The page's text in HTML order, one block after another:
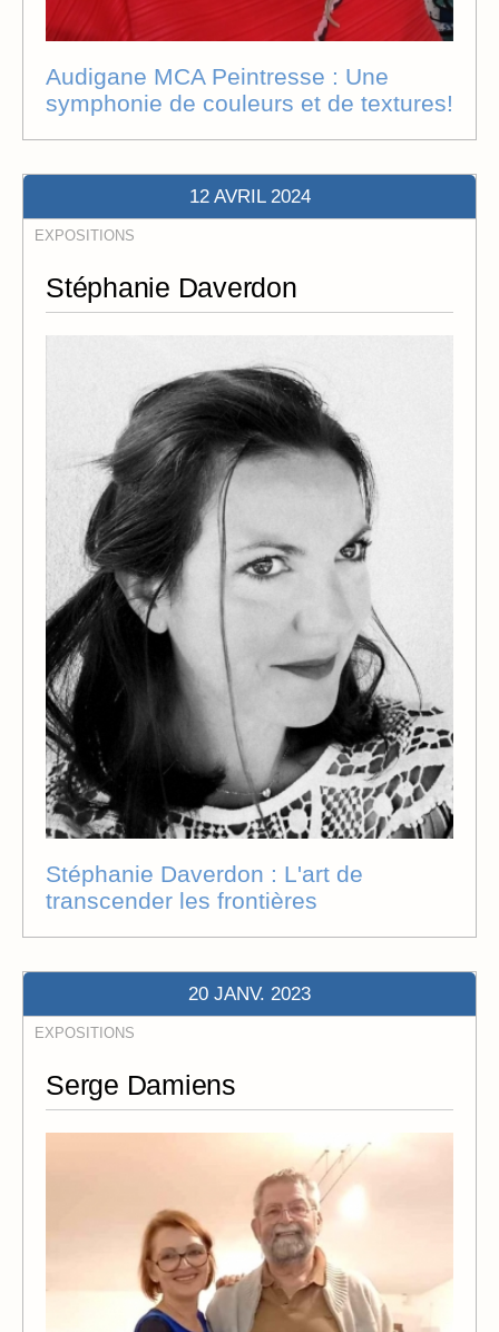
Audigane MCA Peintresse : Une
symphonie de couleurs et de textures!
12 AVRIL 2024
EXPOSITIONS
Stéphanie Daverdon
Stéphanie Daverdon : L'art de
transcender les frontières
20 JANV. 2023
EXPOSITIONS
Serge Damiens